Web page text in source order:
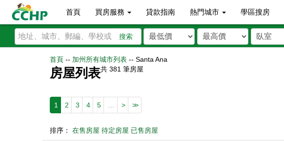
首頁 買房服務 貸款指南 熱門城市 學區搜房
搜索
首頁 -- 加州所有城市列表 -- Santa Ana
房屋列表共 381 筆房屋
1 2 3 4 5 > >>
排序： 在售房屋 待定房屋 已售房屋